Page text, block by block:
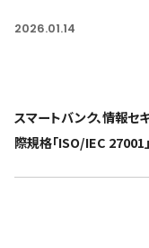
2026.01.14
スマートバンク、情報セ
際規格「ISO/IEC 27001